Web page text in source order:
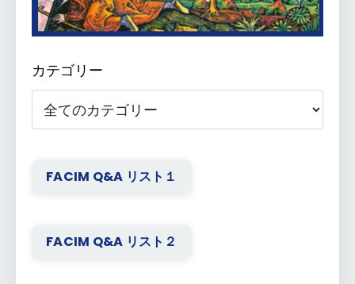
カテゴリー
FACIM Q&A リスト１
FACIM Q&A リスト２